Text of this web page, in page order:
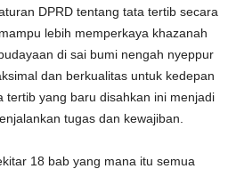
DPRD tentang tata tertib secara
lebih memperkaya khazanah
di sai bumi nengah nyeppur
dan berkualitas untuk kedepan
tertib yang baru disahkan ini menjadi
tugas dan kewajiban.
18 bab yang mana itu semua